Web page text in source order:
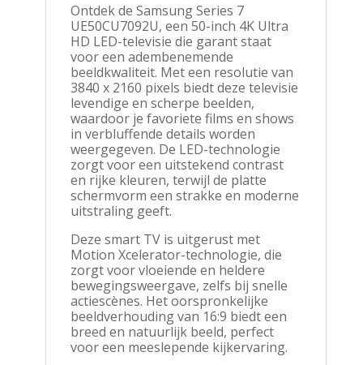
Ontdek de Samsung Series 7
UE50CU7092U, een 50-inch 4K Ultra
HD LED-televisie die garant staat
voor een adembenemende
beeldkwaliteit. Met een resolutie van
3840 x 2160 pixels biedt deze televisie
levendige en scherpe beelden,
waardoor je favoriete films en shows
in verbluffende details worden
weergegeven. De LED-technologie
zorgt voor een uitstekend contrast
en rijke kleuren, terwijl de platte
schermvorm een strakke en moderne
uitstraling geeft.
Deze smart TV is uitgerust met
Motion Xcelerator-technologie, die
zorgt voor vloeiende en heldere
bewegingsweergave, zelfs bij snelle
actiescènes. Het oorspronkelijke
beeldverhouding van 16:9 biedt een
breed en natuurlijk beeld, perfect
voor een meeslepende kijkervaring.